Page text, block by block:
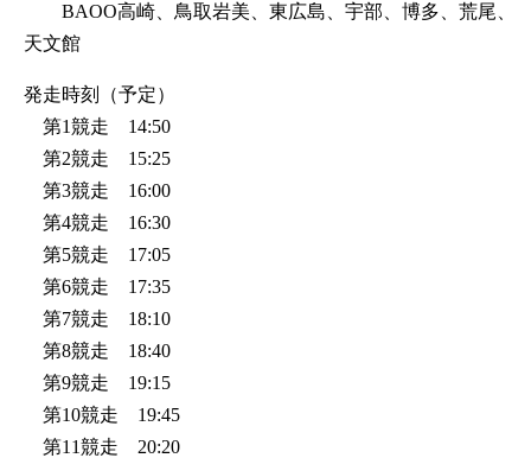
BAOO高崎、鳥取岩美、東広島、宇部、博多、荒尾、
天文館
発走時刻（予定）
第1競走 14:50
第2競走 15:25
第3競走 16:00
第4競走 16:30
第5競走 17:05
第6競走 17:35
第7競走 18:10
第8競走 18:40
第9競走 19:15
第10競走 19:45
第11競走 20:20